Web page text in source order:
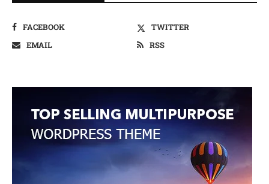
FACEBOOK
TWITTER
EMAIL
RSS